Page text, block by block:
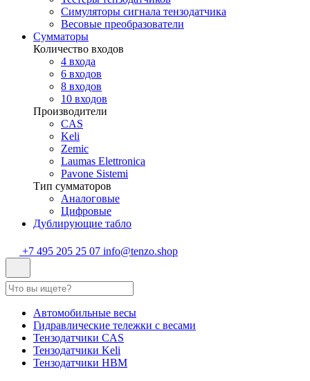
Симуляторы сигнала тензодатчика
Весовые преобразователи
Сумматоры
Количество входов
4 входа
6 входов
8 входов
10 входов
Производители
CAS
Keli
Zemic
Laumas Elettronica
Pavone Sistemi
Тип сумматоров
Аналоговые
Цифровые
Дублирующие табло
+7 495 205 25 07 info@tenzo.shop
Автомобильные весы
Гидравлические тележки с весами
Тензодатчики CAS
Тензодатчики Keli
Тензодатчики HBM